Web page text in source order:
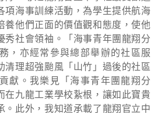
項海事訓練活動，為學生提供航海
養他們正面的價值觀和態度，使他
秀社會領袖。「海事青年團龍翔分
，亦經常參與總部舉辦的社區服
清理超強颱風「山竹」過後的社區
獻。我樂見「海事青年團龍翔分
在九龍工業學校紥根，讓如此寶貴
。此外，我知道承載了龍翔官立中